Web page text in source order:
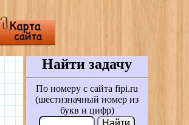
Найти задачу
По номеру с сайта fipi.ru
(шестизначный номер из
букв и цифр)